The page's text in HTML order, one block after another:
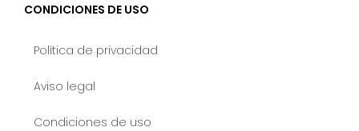
CONDICIONES DE USO
Política de privacidad
Aviso legal
Condiciones de uso